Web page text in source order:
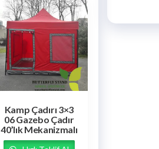
Kamp Çadırı 3×3
06 Gazebo Çadır
40’lık Mekanizmalı